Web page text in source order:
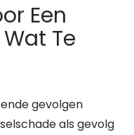
Een
Te
gevolgen
als gevolg